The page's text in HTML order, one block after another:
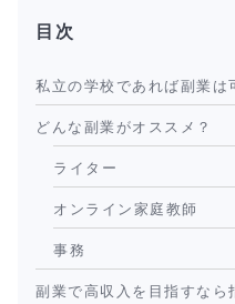
目次
私立の学校であれば副業は
どんな副業がオススメ？
ライター
オンライン家庭教師
事務
副業で高収入を目指すなら